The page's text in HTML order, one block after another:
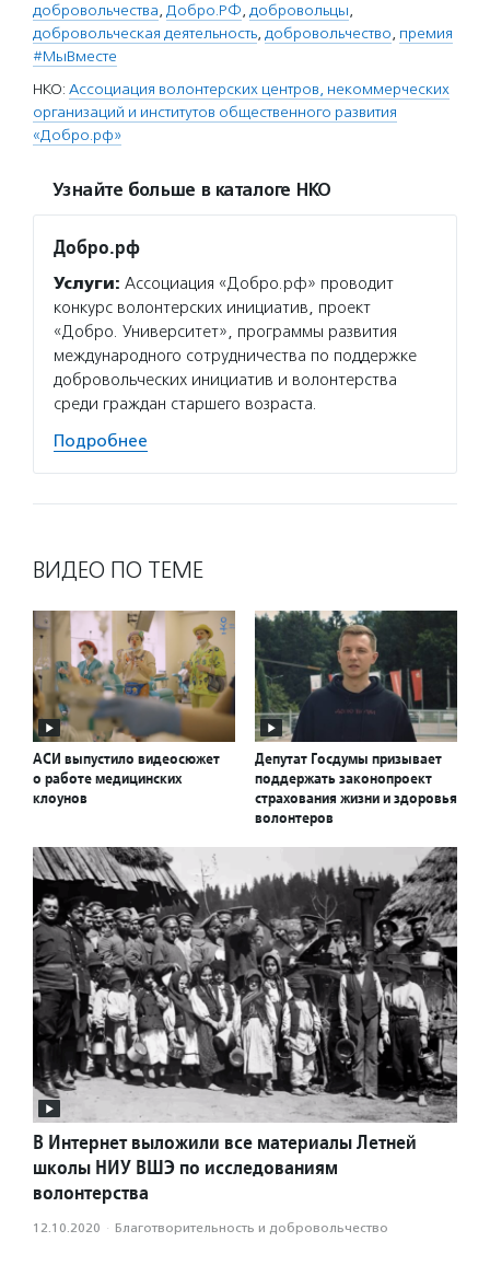
добровольчества, Добро.РФ, добровольцы,
добровольческая деятельность, добровольчество, премия
#МыВместе
НКО: Ассоциация волонтерских центров, некоммерческих
организаций и институтов общественного развития
«Добро.рф»
Узнайте больше в каталоге НКО
Добро.рф
Услуги: Ассоциация «Добро.рф» проводит
конкурс волонтерских инициатив, проект
«Добро. Университет», программы развития
международного сотрудничества по поддержке
добровольческих инициатив и волонтерства
среди граждан старшего возраста.
Подробнее
ВИДЕО ПО ТЕМЕ
АСИ выпустило видеосюжет
о работе медицинских
клоунов
Депутат Госдумы призывает
поддержать законопроект
страхования жизни и здоровья
волонтеров
В Интернет выложили все материалы Летней
школы НИУ ВШЭ по исследованиям
волонтерства
12.10.2020 · Благотвори­тель­ность и доброволь­чест­во